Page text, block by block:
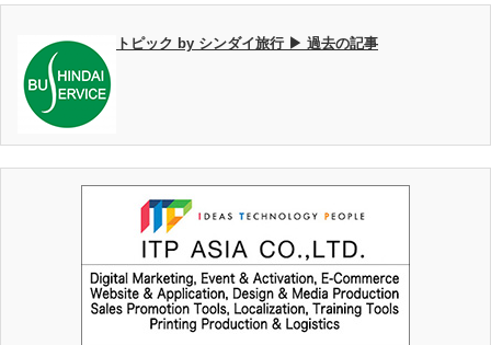
トピック by シンダイ旅行 ▶ 過去の記事